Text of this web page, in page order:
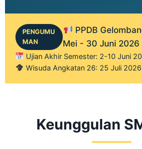
PENGUMU
MAN
PPDB
Mei - 30 Juni 2026
Ujian Akhir Semester: 2-10 Juni
Wisuda Angkatan 26: 25 Juli 2026
Keunggulan